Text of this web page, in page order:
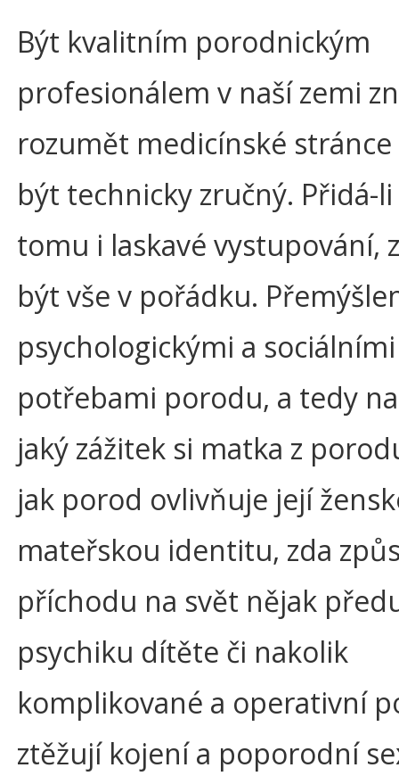
Být kvalitním porodnickým
profesionálem v naší zemi
rozumět medicínské stránce
být technicky zručný. Přidá-li
tomu i laskavé vystupování,
být vše v pořádku.
psychologickými a sociálními
potřebami porodu, a tedy
jaký zážitek si matka z
jak porod ovlivňuje její
mateřskou identitu, zda
příchodu na svět nějak
psychiku dítěte či nakolik
komplikované a operativní
ztěžují kojení a poporodní